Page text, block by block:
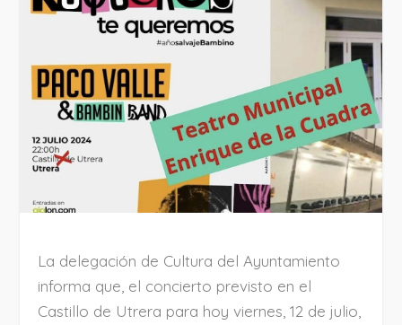
La delegación de Cultura del Ayuntamiento
informa que, el concierto previsto en el
Castillo de Utrera para hoy viernes, 12 de julio,